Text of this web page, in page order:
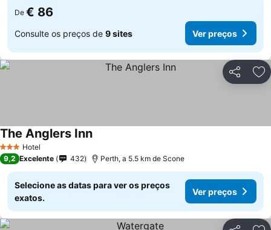
De € 86
Consulte os preços de 9 sites Ver preços
Partilhar
3 EstrelasHotel
The Anglers Inn
9,2 Excelente 432 Perth, a 5.5 km de Scone
Selecione as datas para ver os preços
exatos.
Ver preços